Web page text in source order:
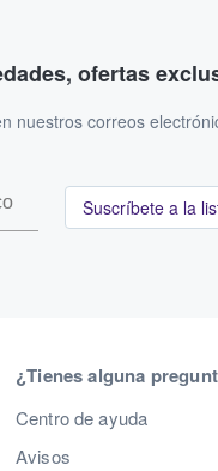
ofertas
nuestros correos
Suscríbete a la
¿Tienes alguna
Centro de ayuda
Avisos